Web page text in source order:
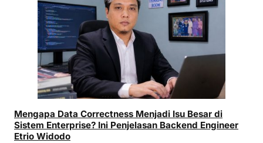
Mengapa Data Correctness Menjadi Isu Besar di
Sistem Enterprise? Ini Penjelasan Backend Engineer
Etrio Widodo